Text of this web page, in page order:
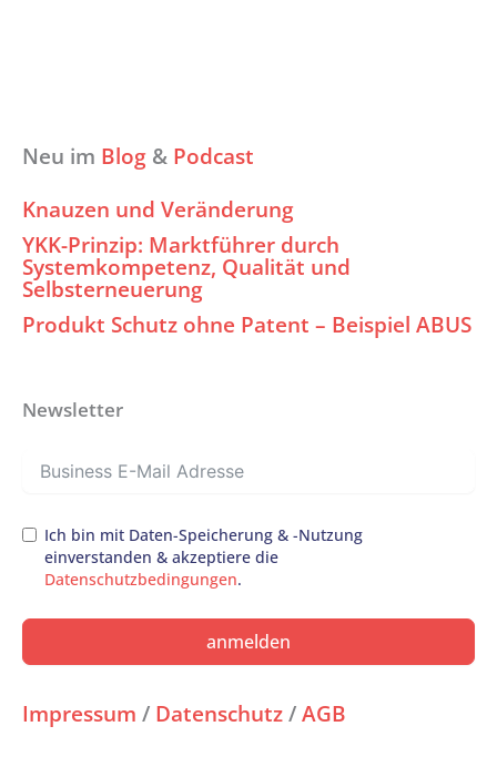
Neu im Blog & Podcast
Knauzen und Veränderung
YKK-Prinzip: Marktführer durch
Systemkompetenz, Qualität und
Selbsterneuerung
Produkt Schutz ohne Patent – Beispiel ABUS
Newsletter
Ich bin mit Daten-Speicherung & -Nutzung
einverstanden & akzeptiere die
Datenschutzbedingungen.
anmelden
Impressum / Datenschutz / AGB